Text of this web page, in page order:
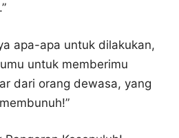
apa-apa untuk dilakukan,
untuk memberimu
dari orang dewasa, yang